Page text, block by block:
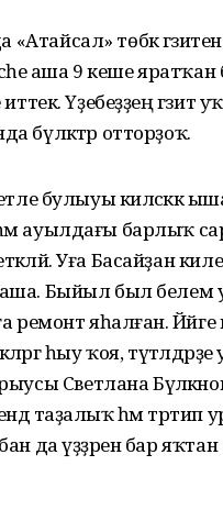
төбәк
аша 9 кеше
Үҙебеҙҙең гәзит
бүләктәр отторҙоҡ.
булыуы киләсәккә
ауылдағы барлыҡ
Уға Басайҙан
Быйыл был белем
ремонт яһалған.
һыу ҡоя,
Светлана
таҙалыҡ һәм
да үҙҙәрен бар